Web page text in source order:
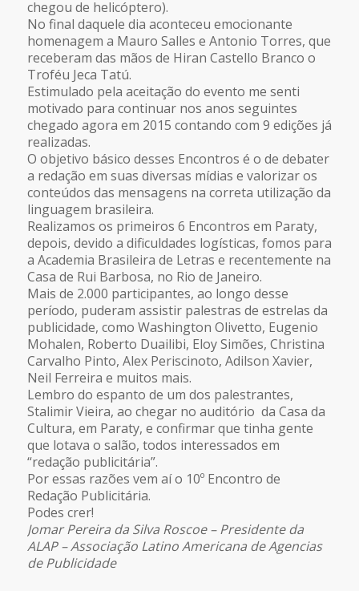
chegou de helicóptero).
No final daquele dia aconteceu emocionante
homenagem a Mauro Salles e Antonio Torres, que
receberam das mãos de Hiran Castello Branco o
Troféu Jeca Tatú.
Estimulado pela aceitação do evento me senti
motivado para continuar nos anos seguintes
chegado agora em 2015 contando com 9 edições já
realizadas.
O objetivo básico desses Encontros é o de debater
a redação em suas diversas mídias e valorizar os
conteúdos das mensagens na correta utilização da
linguagem brasileira.
Realizamos os primeiros 6 Encontros em Paraty,
depois, devido a dificuldades logísticas, fomos para
a Academia Brasileira de Letras e recentemente na
Casa de Rui Barbosa, no Rio de Janeiro.
Mais de 2.000 participantes, ao longo desse
período, puderam assistir palestras de estrelas da
publicidade, como Washington Olivetto, Eugenio
Mohalen, Roberto Duailibi, Eloy Simões, Christina
Carvalho Pinto, Alex Periscinoto, Adilson Xavier,
Neil Ferreira e muitos mais.
Lembro do espanto de um dos palestrantes,
Stalimir Vieira, ao chegar no auditório da Casa da
Cultura, em Paraty, e confirmar que tinha gente
que lotava o salão, todos interessados em
“redação publicitária”.
Por essas razões vem aí o 10º Encontro de
Redação Publicitária.
Podes crer!
Jomar Pereira da Silva Roscoe –Presidente da
ALAP – Associação Latino Americana de Agencias
de Publicidade